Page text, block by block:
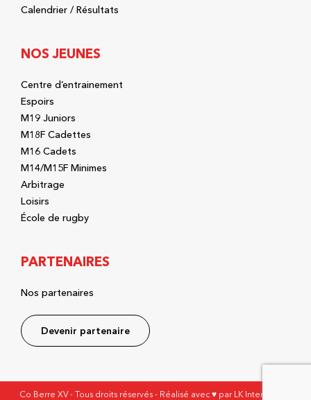
Calendrier / Résultats
NOS JEUNES
Centre d’entrainement
Espoirs
M19 Juniors
M18F Cadettes
M16 Cadets
M14/M15F Minimes
Arbitrage
Loisirs
École de rugby
PARTENAIRES
Nos partenaires
Devenir partenaire
Co Berre XV - Tous droits réservés - Réalisé avec ♥ par LK Interactive